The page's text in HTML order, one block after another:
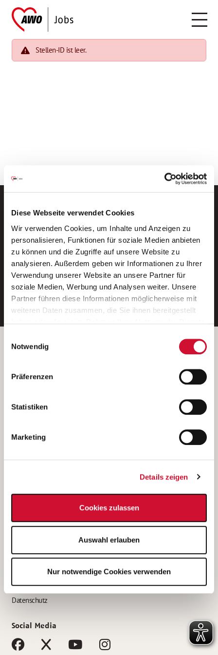
Diese Webseite verwendet Cookies
Wir verwenden Cookies, um Inhalte und Anzeigen zu
personalisieren, Funktionen für soziale Medien anbieten
zu können und die Zugriffe auf unsere Website zu
analysieren. Außerdem geben wir Informationen zu Ihrer
Verwendung unserer Website an unsere Partner für
soziale Medien, Werbung und Analysen weiter. Unsere
Partner führen diese Informationen möglicherweise mit
weiteren Daten zusammen, die Sie ihnen bereitgestellt
Wenn Sie auf „Cookies zulassen“ klicken, so stimmen
Sie der Speicherung sämtlicher Cookies zu. Sie können
Ihre Einwilligung selbstverständlich jederzeit widerrufen,
indem Sie die Cookie-Einstellungen aufrufen und diese
unsererDatenschutzerklärung
Notwendig
Präferenzen
Statistiken
Marketing
Details zeigen
Cookies zulassen
Auswahl erlauben
Nur notwendige Cookies verwenden
Stellen-ID ist leer.
Neue Stellen per E-Mail.
Ein kostenloser Service von AWO
Jobs.
E-Mail-Adresse eintragen
Betreiber der Webseite
Kantstraße 45a
(Ein Tochterunternehmen des AWO Bezirksverbandes Unterfranken
e.V.)
Bewerbung als Altenpflegehelfer*in
Bewerbung als Erzieher*in
AWO Gliederungen nach Bundesland
Impressum
Datenschutz
Social Media